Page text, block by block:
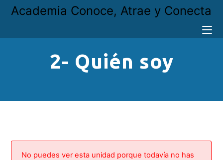
Academia Conoce, Atrae y Conecta
2- Quién soy
No puedes ver esta unidad porque todavía no has